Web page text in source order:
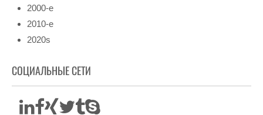
2000-е
2010-е
2020s
СОЦИАЛЬНЫЕ СЕТИ